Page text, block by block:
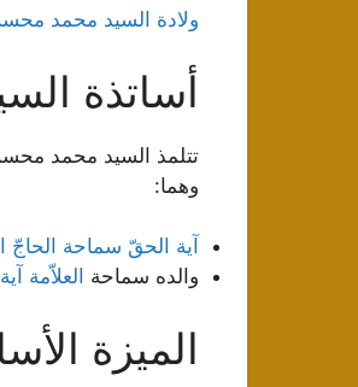
ولادة السيد محمد
أساتذة
تتلمذ السيد محمد
وهما:
آیة الحقّ سماحة الحاجّ
والده سماحة العلاّمة
الميزة